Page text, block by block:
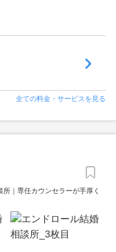
全ての料金・サービスを見る
｜専任カウンセラーが手厚く